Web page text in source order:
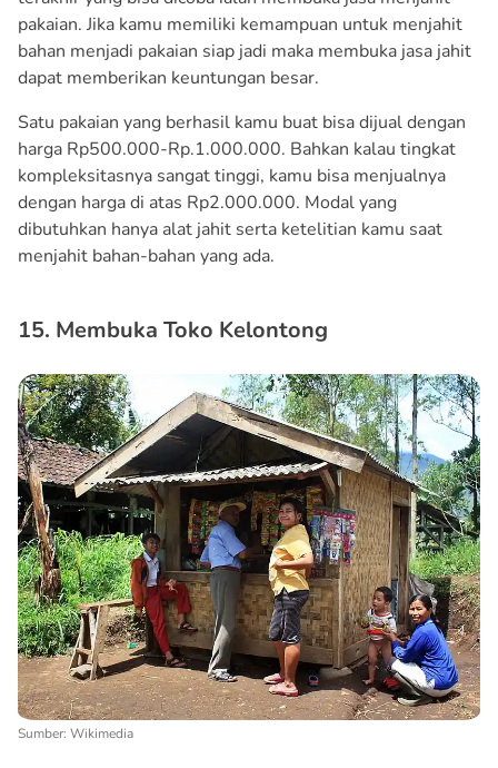
pakaian. Jika kamu memiliki kemampuan untuk menjahit
bahan menjadi pakaian siap jadi maka membuka jasa jahit
dapat memberikan keuntungan besar.
Satu pakaian yang berhasil kamu buat bisa dijual dengan
harga Rp500.000-Rp.1.000.000. Bahkan kalau tingkat
kompleksitasnya sangat tinggi, kamu bisa menjualnya
dengan harga di atas Rp2.000.000. Modal yang
dibutuhkan hanya alat jahit serta ketelitian kamu saat
menjahit bahan-bahan yang ada.
15. Membuka Toko Kelontong
Sumber: Wikimedia